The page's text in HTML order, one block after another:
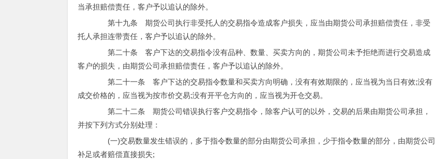
当承担赔偿责任，客户予以追认的除外。
第十九条 期货公司执行非受托人的交易指令造成客户损失，应当由期货公司承担赔偿责任，非受
托人承担连带责任，客户予以追认的除外。
第二十条 客户下达的交易指令没有品种、数量、买卖方向的，期货公司未予拒绝而进行交易造成
客户的损失，由期货公司承担赔偿责任，客户予以追认的除外。
第二十一条 客户下达的交易指令数量和买卖方向明确，没有有效期限的，应当视为当日有效;没有
成交价格的，应当视为按市价交易;没有开平仓方向的，应当视为开仓交易。
第二十二条 期货公司错误执行客户交易指令，除客户认可的以外，交易的后果由期货公司承担，
并按下列方式分别处理：
(一)交易数量发生错误的，多于指令数量的部分由期货公司承担，少于指令数量的部分，由期货公司
补足或者赔偿直接损失;